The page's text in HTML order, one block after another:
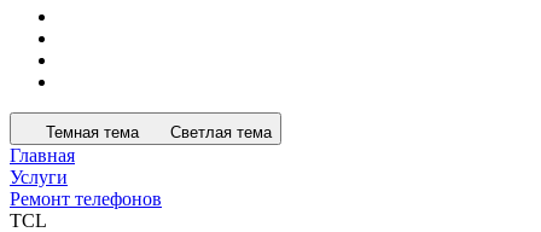
Темная тема Светлая тема
Главная
Услуги
Ремонт телефонов
TCL